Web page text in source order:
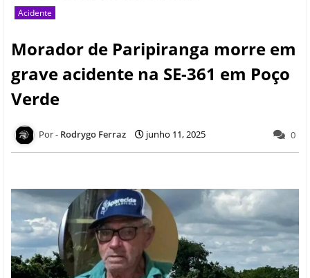
Acidente
Morador de Paripiranga morre em
grave acidente na SE-361 em Poço
Verde
Rodrygo Ferraz junho 11, 2025 0